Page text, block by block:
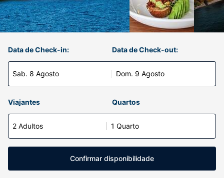
Data de Check-in:
Sab. 8 Agosto
Data de Check-out:
Dom. 9 Agosto
Viajantes Quartos
2 Adultos 1 Quarto
Confirmar disponibilidade